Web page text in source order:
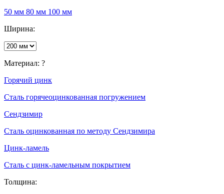
50 мм 80 мм 100 мм
Ширина:
Материал: ?
Горячий цинк
Сталь горячеоцинкованная погружением
Сендзимир
Сталь оцинкованная по методу Сендзимира
Цинк-ламель
Сталь с цинк-ламельным покрытием
Толщина: